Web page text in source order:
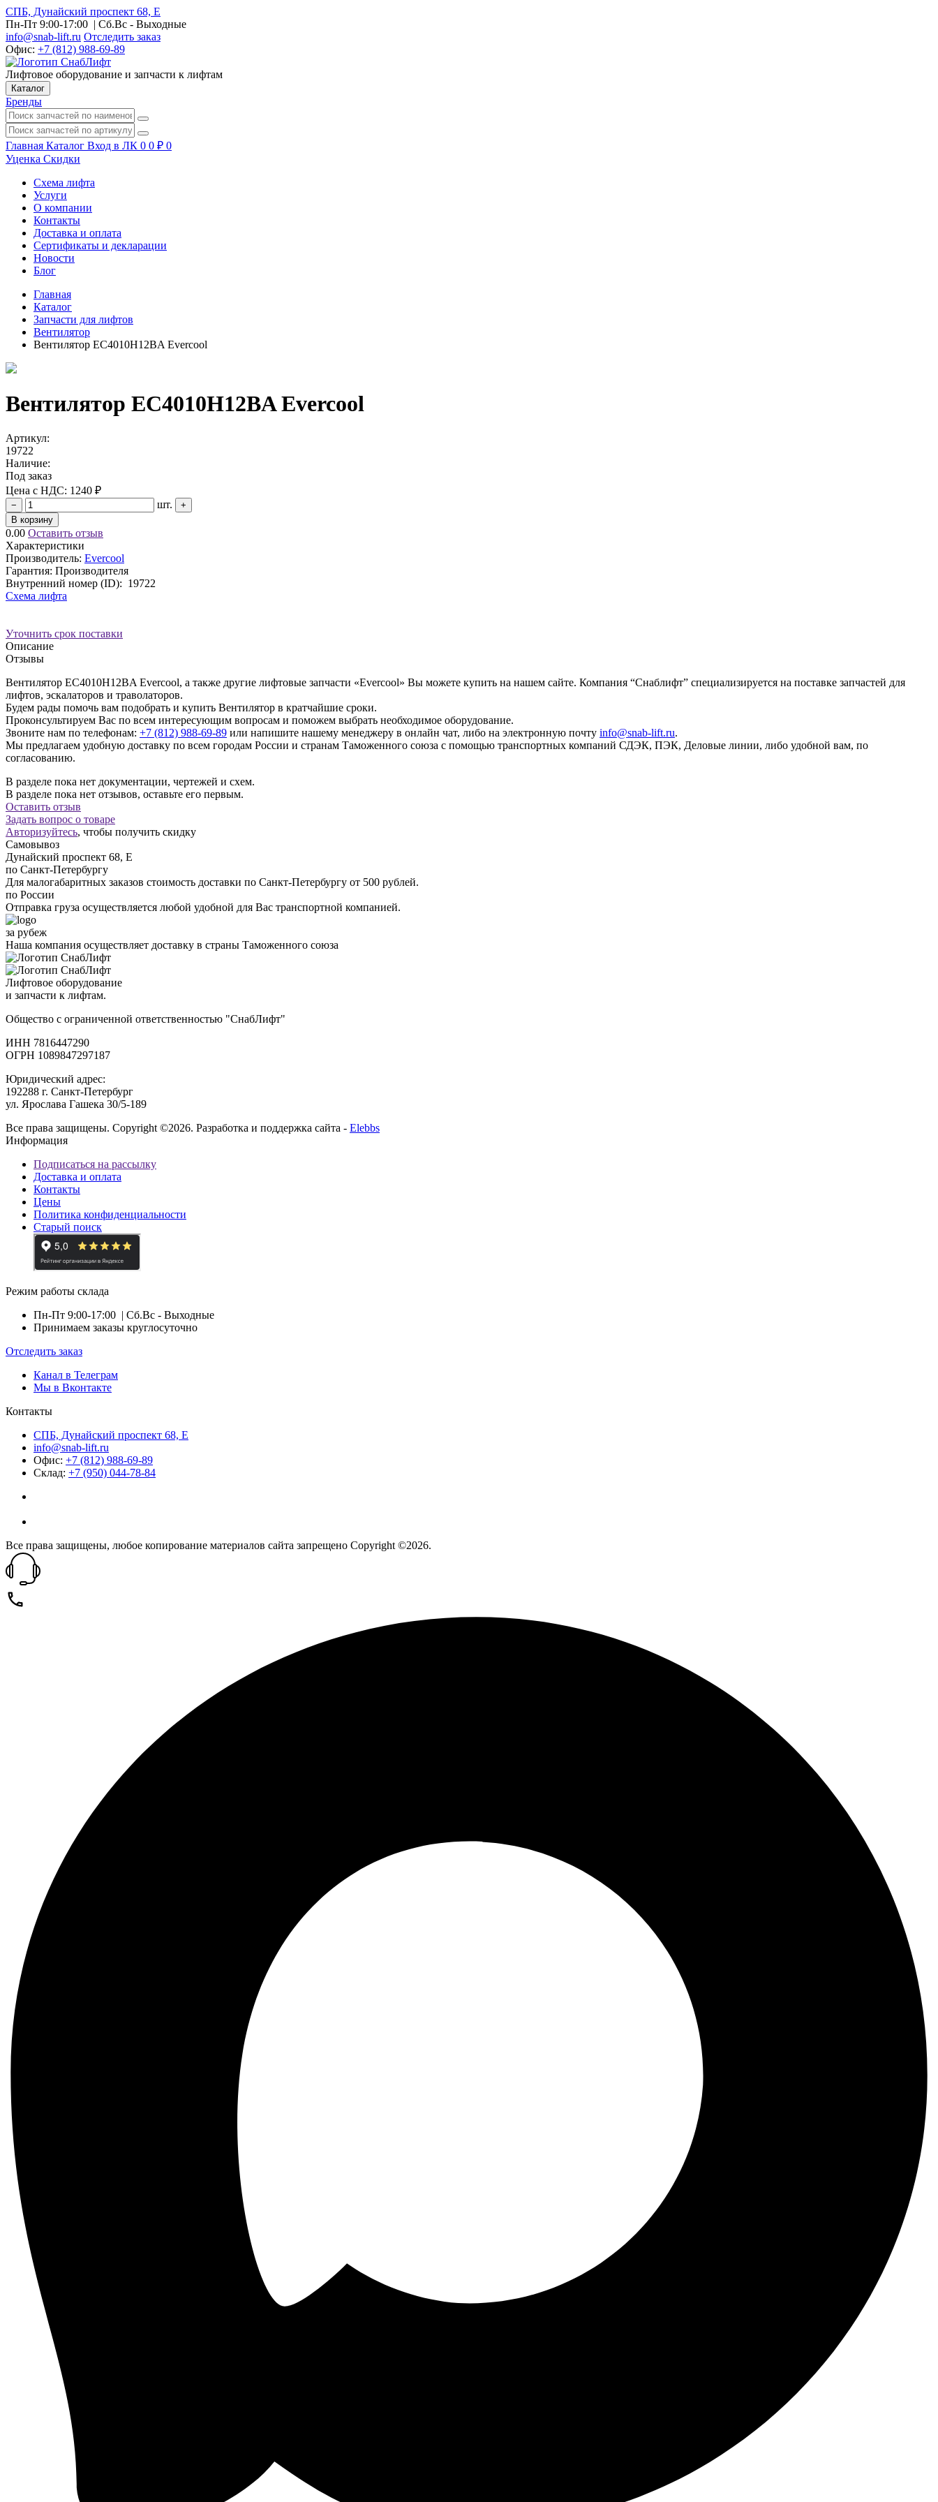
СПБ, Дунайский проспект 68, Е
Пн-Пт 9:00-17:00 | Сб.Вс - Выходные
info@snab-lift.ru Отследить заказ
Офис: +7 (812) 988-69-89
Лифтовое оборудование и запчасти к лифтам
Каталог
Бренды
Главная Каталог Вход в ЛК 0 0 ₽ 0
Уценка Скидки
Схема лифта
Услуги
О компании
Контакты
Доставка и оплата
Сертификаты и декларации
Новости
Блог
Главная
Каталог
Запчасти для лифтов
Вентилятор
Вентилятор EC4010H12BA Evercool
Вентилятор EC4010H12BA Evercool
Артикул:
19722
Наличие:
Под заказ
Цена с НДС: 1240 ₽
− шт.
+
В корзину
0.00 Оставить отзыв
Характеристики
Производитель: Evercool
Гарантия: Производителя
Внутренний номер (ID): 19722
Схема лифта
Уточнить срок поставки
Описание
Отзывы
Вентилятор EC4010H12BA Evercool, а также другие лифтовые запчасти «Evercool» Вы можете купить на нашем сайте. Компания “Снаблифт” специализируется на поставке запчастей для
лифтов, эскалаторов и траволаторов.
Будем рады помочь вам подобрать и купить Вентилятор в кратчайшие сроки.
Проконсультируем Вас по всем интересующим вопросам и поможем выбрать необходимое оборудование.
Звоните нам по телефонам: +7 (812) 988-69-89 или напишите нашему менеджеру в онлайн чат, либо на электронную почту info@snab-lift.ru.
Мы предлагаем удобную доставку по всем городам России и странам Таможенного союза с помощью транспортных компаний СДЭК, ПЭК, Деловые линии, либо удобной вам, по
согласованию.
В разделе пока нет документации, чертежей и схем.
В разделе пока нет отзывов, оставьте его первым.
Оставить отзыв
Задать вопрос о товаре
Авторизуйтесь, чтобы получить скидку
Самовывоз
Дунайский проспект 68, Е
по Санкт-Петербургу
Для малогабаритных заказов стоимость доставки по Санкт-Петербургу от 500 рублей.
по России
Отправка груза осуществляется любой удобной для Вас транспортной компанией.
за рубеж
Наша компания осуществляет доставку в страны Таможенного союза
Лифтовое оборудование
и запчасти к лифтам.
Общество с ограниченной ответственностью "СнабЛифт"
ИНН 7816447290
ОГРН 1089847297187
Юридический адрес:
192288 г. Санкт-Петербург
ул. Ярослава Гашека 30/5-189
Все права защищены. Copyright ©2026. Разработка и поддержка сайта - Elebbs
Информация
Подписаться на рассылку
Доставка и оплата
Контакты
Цены
Политика конфиденциальности
Старый поиск
Режим работы склада
Пн-Пт 9:00-17:00 | Сб.Вс - Выходные
Принимаем заказы круглосуточно
Отследить заказ
Канал в Телеграм
Мы в Вконтакте
Контакты
СПБ, Дунайский проспект 68, Е
info@snab-lift.ru
Офис: +7 (812) 988-69-89
Склад: +7 (950) 044-78-84
Все права защищены, любое копирование материалов сайта запрещено Copyright ©2026.